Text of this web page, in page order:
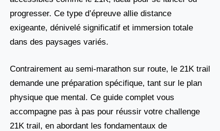
progresser. Ce type d’épreuve allie distance
exigeante, dénivelé significatif et immersion totale
dans des paysages variés.
Contrairement au semi-marathon sur route, le 21K trail
demande une préparation spécifique, tant sur le plan
physique que mental. Ce guide complet vous
accompagne pas à pas pour réussir votre challenge
21K trail, en abordant les fondamentaux de